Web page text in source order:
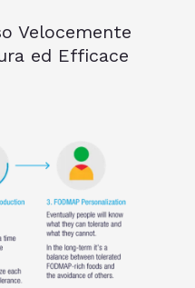
Velocemente
ed Efficace